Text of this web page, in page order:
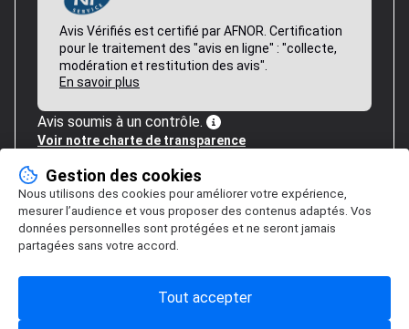
Avis Vérifiés est certifié par AFNOR. Certification
pour le traitement des "avis en ligne" : "collecte,
modération et restitution des avis".
En savoir plus
Avis soumis à un contrôle.
Voir notre charte de transparence
Gestion des cookies
Nous utilisons des cookies pour améliorer votre expérience,
mesurer l’audience et vous proposer des contenus adaptés. Vos
données personnelles sont protégées et ne seront jamais
partagées sans votre accord.
Tout accepter